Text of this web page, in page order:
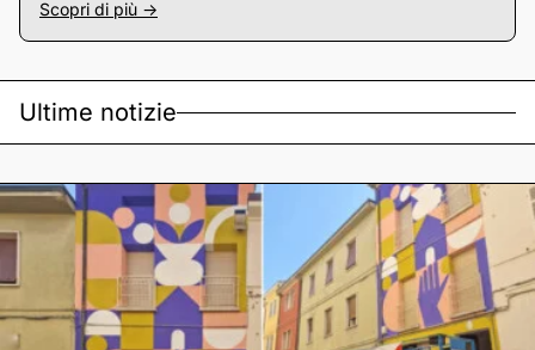
Scopri di più ->
Ultime notizie